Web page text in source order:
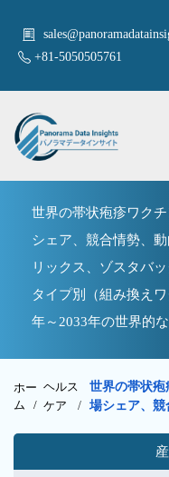
+81-5050505761
世界の帯状疱疹ワク
シェア、競合情勢、
リックス、ゾスタバ
タイプ別（組み換え
年～2033年の世界的
ホー
ム /
ヘルス
ケア /
世界の帯状
場シェア、